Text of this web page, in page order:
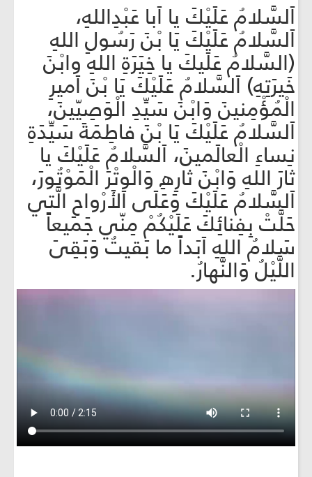
اَلسَّلامُ عَلَيْكَ يا اَبا عَبْدِاللهِ،
اَلسَّلامُ عَلَيْكَ يَا بْنَ رَسُولِ اللهِ
(السَّلامُ عَلَيكَ يا خِيَرَةِ اللهِ وابْنَ
خَيرَتِهِ) اَلسَّلامُ عَلَيْكَ يَا بْنَ اَميرِ
الْمُؤْمِنينَ وَابْنَ سَيِّدِ الْوَصِيّينَ،
اَلسَّلامُ عَلَيْكَ يَا بْنَ فاطِمَةَ سَيِّدَةِ
نِساءِ الْعالَمينَ، اَلسَّلامُ عَلَيْكَ يا
ثارَ اللهِ وَابْنَ ثارِهِ وَالْوِتْرَ الْمَوْتُورَ،
اَلسَّلامُ عَلَيْكَ وَعَلَى الأَرْواحِ الَّتي
حَلَّتْ بِفِنائِكَ عَلَيْكُمْ مِنّي جَميعاً
سَلامُ اللهِ اَبَداً ما بَقيتُ وَبَقِىَ
اللَّيْلُ وَالنَّهارُ.